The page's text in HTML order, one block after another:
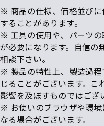
※ 商品の仕様、価格並び
することがあります。
※ 工具の使用や、パーツ
が必要になります。自信の
相談下さい。
※ 製品の特性上、製造過
じることがございます。
影響を及ぼすものではござ
※ お使いのブラウザや環
なる場合がございます。